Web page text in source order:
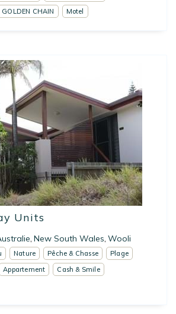
GOLDEN CHAIN Motel
Units
New South Wales Wooli
Nature Pêche & Chasse
Plage
Appartement
Cash & Smile